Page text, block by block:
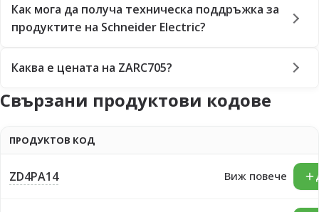
Как мога да получа техническа поддръжка за
продуктите на Schneider Electric?
Каква е цената на ZARC705?
Свързани продуктови кодове
ПРОДУКТОВ КОД
ZD4PA14 Виж повече